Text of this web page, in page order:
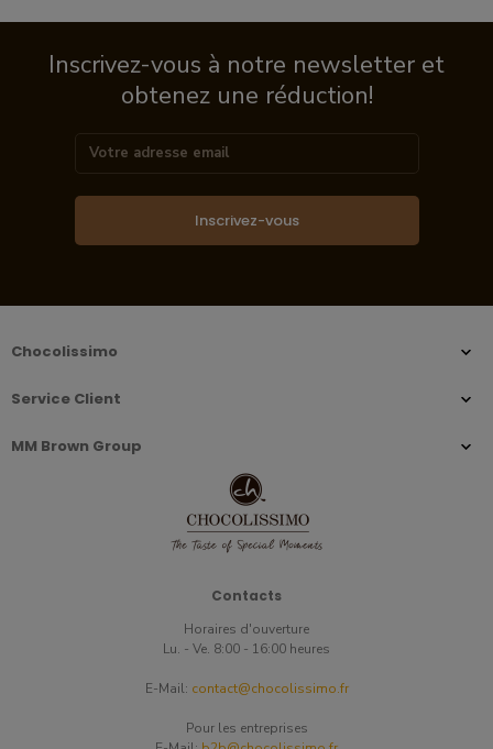
Inscrivez-vous à notre newsletter et
obtenez une réduction!
Inscrivez-vous
Chocolissimo
Service Client
MM Brown Group
Contacts
Horaires d'ouverture
Lu. - Ve. 8:00 - 16:00 heures
E-Mail: contact@chocolissimo.fr
Pour les entreprises